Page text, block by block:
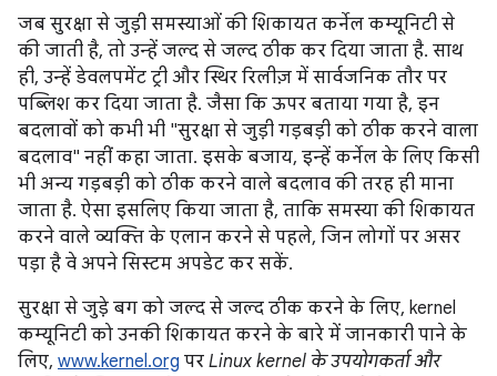
जब सुरक्षा से जुड़ी समस्याओं की शिकायत कर्नेल कम्यूनिटी से
की जाती है, तो उन्हें जल्द से जल्द ठीक कर दिया जाता है. साथ
ही, उन्हें डेवलपमेंट ट्री और स्थिर रिलीज़ में सार्वजनिक तौर पर
पब्लिश कर दिया जाता है. जैसा कि ऊपर बताया गया है, इन
बदलावों को कभी भी "सुरक्षा से जुड़ी गड़बड़ी को ठीक करने वाला
बदलाव" नहीं कहा जाता. इसके बजाय, इन्हें कर्नेल के लिए किसी
भी अन्य गड़बड़ी को ठीक करने वाले बदलाव की तरह ही माना
जाता है. ऐसा इसलिए किया जाता है, ताकि समस्या की शिकायत
करने वाले व्यक्ति के एलान करने से पहले, जिन लोगों पर असर
पड़ा है वे अपने सिस्टम अपडेट कर सकें.
सुरक्षा से जुड़े बग को जल्द से जल्द ठीक करने के लिए, kernel
कम्यूनिटी को उनकी शिकायत करने के बारे में जानकारी पाने के
लिए, www.kernel.org पर Linux kernel के उपयोगकर्ता और